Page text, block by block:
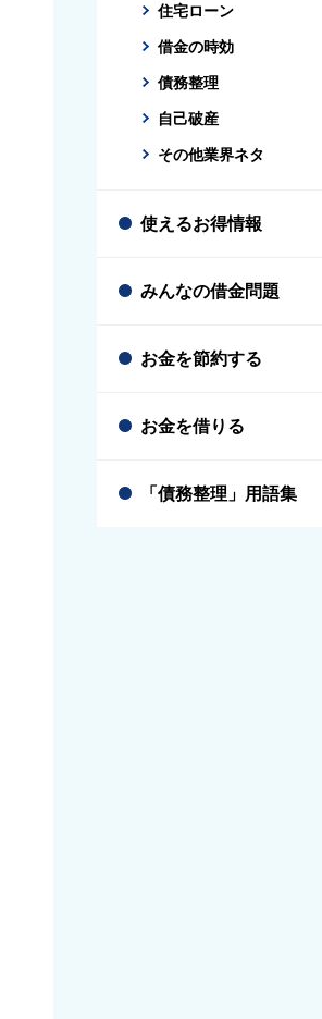
住宅ローン
借金の時効
債務整理
自己破産
その他業界ネタ
使えるお得情報
みんなの借金問題
お金を節約する
お金を借りる
「債務整理」用語集